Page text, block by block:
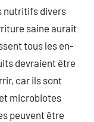
nutritifs divers
saine aurait
tous les en-
devraient être
car ils sont
microbiotes
peuvent être